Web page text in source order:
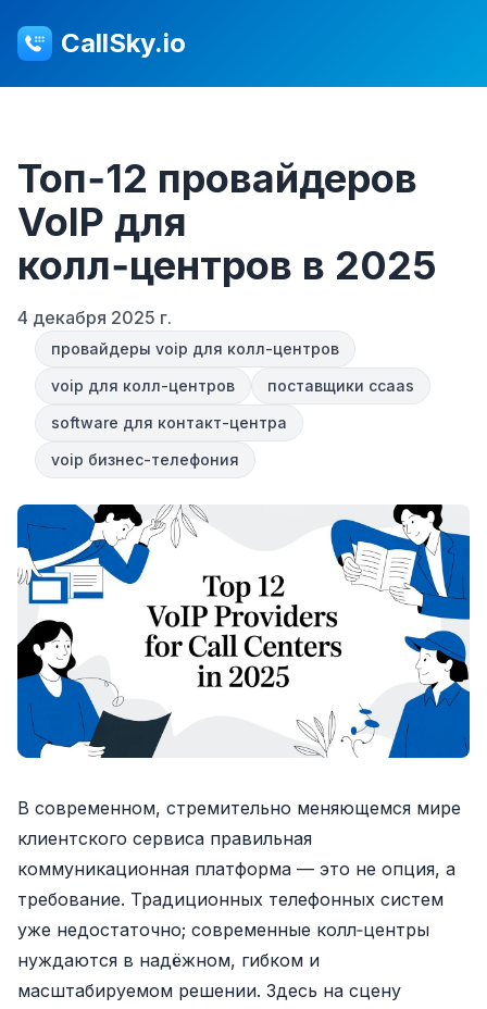
CallSky.io
Топ‑12 провайдеров
VoIP для
колл‑центров в 2025
4 декабря 2025 г.
провайдеры voip для колл-центров
voip для колл-центров
поставщики ccaas
software для контакт-центра
voip бизнес-телефония
В современном, стремительно меняющемся мире
клиентского сервиса правильная
коммуникационная платформа — это не опция, а
требование. Традиционных телефонных систем
уже недостаточно; современные колл‑центры
нуждаются в надёжном, гибком и
масштабируемом решении. Здесь на сцену